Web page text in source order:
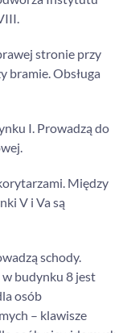
stronie przy
bramie. Obsługa
I. Prowadzą do
Między
V i Va są
schody.
budynku 8 jest
osób
– klawisze